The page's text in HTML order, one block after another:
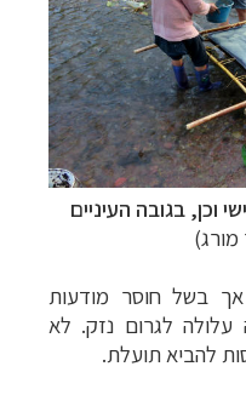
וכן, בגובה העיניים
מורג)
אך בשל חוסר מודעות
עלולה לגרום נזק. לא
להביא תועלת.